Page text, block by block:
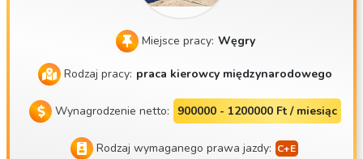
Miejsce pracy: Węgry
Rodzaj pracy: praca kierowcy międzynarodowego
Wynagrodzenie netto: 900000 - 1200000 Ft / miesiąc
Rodzaj wymaganego prawa jazdy: